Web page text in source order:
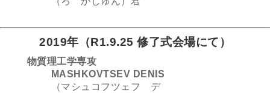
2019年（R1.9.25 修了式会場にて）
物質理工学専攻
MASHKOVTSEV DENIS
（マシュコフツェフ デ